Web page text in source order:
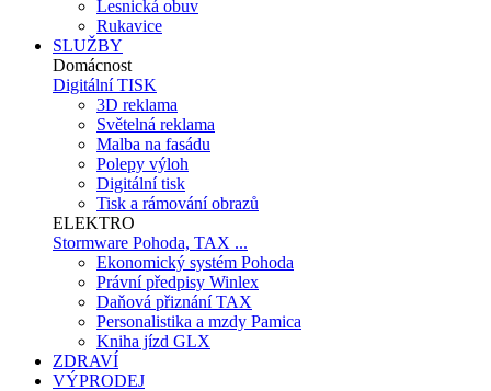
Lesnická obuv
Rukavice
SLUŽBY
Domácnost
Digitální TISK
3D reklama
Světelná reklama
Malba na fasádu
Polepy výloh
Digitální tisk
Tisk a rámování obrazů
ELEKTRO
Stormware Pohoda, TAX ...
Ekonomický systém Pohoda
Právní předpisy Winlex
Daňová přiznání TAX
Personalistika a mzdy Pamica
Kniha jízd GLX
ZDRAVÍ
VÝPRODEJ